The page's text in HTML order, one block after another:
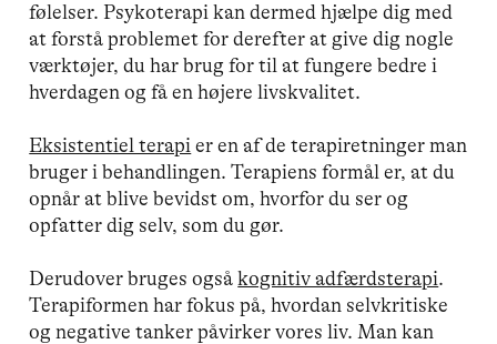
følelser. Psykoterapi kan dermed hjælpe dig med
at forstå problemet for derefter at give dig nogle
værktøjer, du har brug for til at fungere bedre i
hverdagen og få en højere livskvalitet.
Eksistentiel terapi er en af de terapiretninger man
bruger i behandlingen. Terapiens formål er, at du
opnår at blive bevidst om, hvorfor du ser og
opfatter dig selv, som du gør.
Derudover bruges ogsåkognitiv adfærdsterapi.
Terapiformen har fokus på, hvordan selvkritiske
og negative tanker påvirker vores liv. Man kan